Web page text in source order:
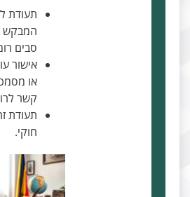
תעודת לידה
המבקש ושל
סבים רומנים.
אישור עוסק
או מסמכים
קשר לרומניה.
תעודת זהות